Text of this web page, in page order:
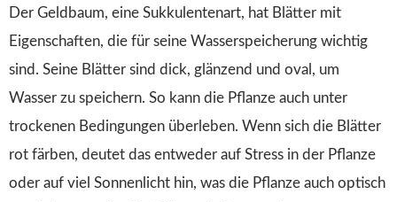
Der Geldbaum, eine Sukkulentenart, hat Blätter mit
Eigenschaften, die für seine Wasserspeicherung wichtig
sind. Seine Blätter sind dick, glänzend und oval, um
Wasser zu speichern. So kann die Pflanze auch unter
trockenen Bedingungen überleben. Wenn sich die Blätter
rot färben, deutet das entweder auf Stress in der Pflanze
oder auf viel Sonnenlicht hin, was die Pflanze auch optisch